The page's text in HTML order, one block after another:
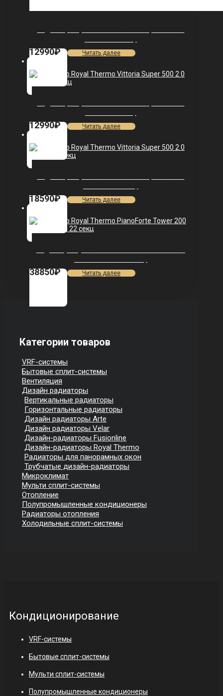
12990₽ Читать далее
12990₽ Читать далее
18590₽ Читать далее
38850₽ Читать далее
Категории товаров
VRF-системы
Бытовые сплит-системы
Вентиляция
Дизайн радиаторы
Вертикальные радиаторы
Горизонтальные радиаторы
Дизайн радиаторы Arte
Дизайн радиаторы Velar
Дизайн-радиаторы Fusionline
Дизайн-радиаторы Royal Thermo
Радиаторы для панорамных окон
Трубчатые дизайн-радиаторы
Микроклимат
Мульти сплит-системы
Отопление
Полупромышленные кондиционеры
Радиаторы отопления
Холодильные сплит-системы
Кондиционирование
VRF-системы
Бытовые сплит-системы
Мульти сплит-системы
Полупромышленные кондиционеры